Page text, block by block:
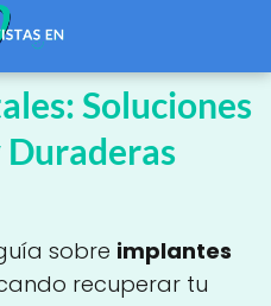
Soluciones
sobre implantes
recuperar tu